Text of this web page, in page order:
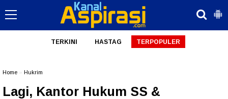
TERKINI HASTAG TERPOPULER
Home Hukrim
Lagi, Kantor Hukum SS &